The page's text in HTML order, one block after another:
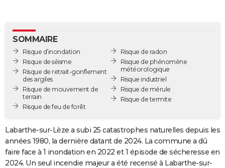
GUIDES D'ACHAT
BONS PLANS
CARTE DE VOEUX
Carte de Noël
Carte Bonne année
Carte Saint-Valentin
Carte Pâques
Carte d'anniversaire
DICTIONNAIRE
Dictionnaire
Biographies
Citations
Expressions
Proverbes
COPAINS D'AVANT
S'inscrire
Se connecter
Lycées
Collèges
Primaires
Universités
Entreprises
Service militaire
Avis de recherche
AVIS DE DÉCÈS
SOMMAIRE
Risque d’inondation
Risque de séisme
Risque de retrait-gonflement
des argiles
Risque de mouvement de
terrain
Risque de feu de forêt
Risque de radon
Risque de phénomène
météorologique
Risque industriel
Risque de mérule
Risque de termite
Labarthe-sur-Lèze a subi 25 catastrophes naturelles depuis les
années 1980, la dernière datant de 2024. La commune a dû
faire face à 1 inondation en 2022 et 1 épisode de sécheresse en
2024. Un seul incendie majeur a été recensé à Labarthe-sur-